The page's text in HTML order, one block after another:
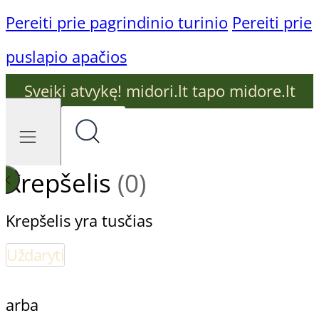
Pereiti prie pagrindinio turinio Pereiti prie
puslapio apačios
Sveiki atvykę! midori.lt tapo midore.lt
Krepšelis (0)
Krepšelis yra tusčias
Uždaryti
arba